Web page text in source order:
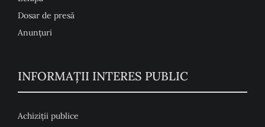
Dosar de presă
Anunţuri
INFORMAȚII INTERES PUBLIC
Achiziții publice